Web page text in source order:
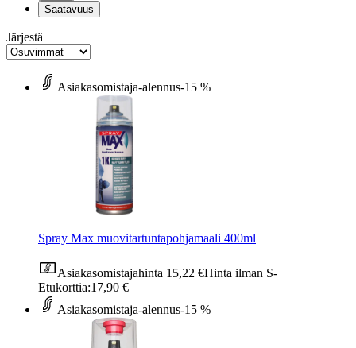
Saatavuus
Järjestä
Asiakasomistaja-alennus-15 %
Spray Max muovitartuntapohjamaali 400ml
Asiakasomistajahinta 15,22 €Hinta ilman S-
Etukorttia:17,90 €
Asiakasomistaja-alennus-15 %